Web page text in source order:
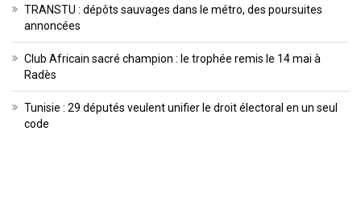
TRANSTU : dépôts sauvages dans le métro, des poursuites
annoncées
Club Africain sacré champion : le trophée remis le 14 mai à
Radès
Tunisie : 29 députés veulent unifier le droit électoral en un seul
code